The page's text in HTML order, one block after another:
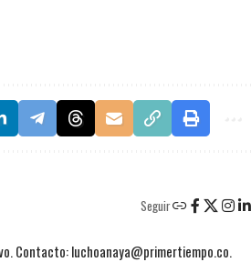
Seguir
Contacto: luchoanaya@primertiempo.co.